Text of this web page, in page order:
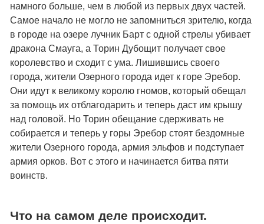
намного больше, чем в любой из первых двух частей.
Самое начало не могло не запомниться зрителю, когда
в городе на озере лучник Барт с одной стрелы убивает
дракона Смауга, а Торин Дубощит получает свое
королевство и сходит с ума. Лишившись своего
города, жители Озерного города идет к горе Эребор.
Они идут к великому королю гномов, который обещал
за помощь их отблагодарить и теперь даст им крышу
над головой. Но Торин обещание сдерживать не
собирается и теперь у горы Эребор стоят бездомные
жители Озерного города, армия эльфов и подступает
армия орков. Вот с этого и начинается битва пяти
воинств.
Что на самом деле происходит.